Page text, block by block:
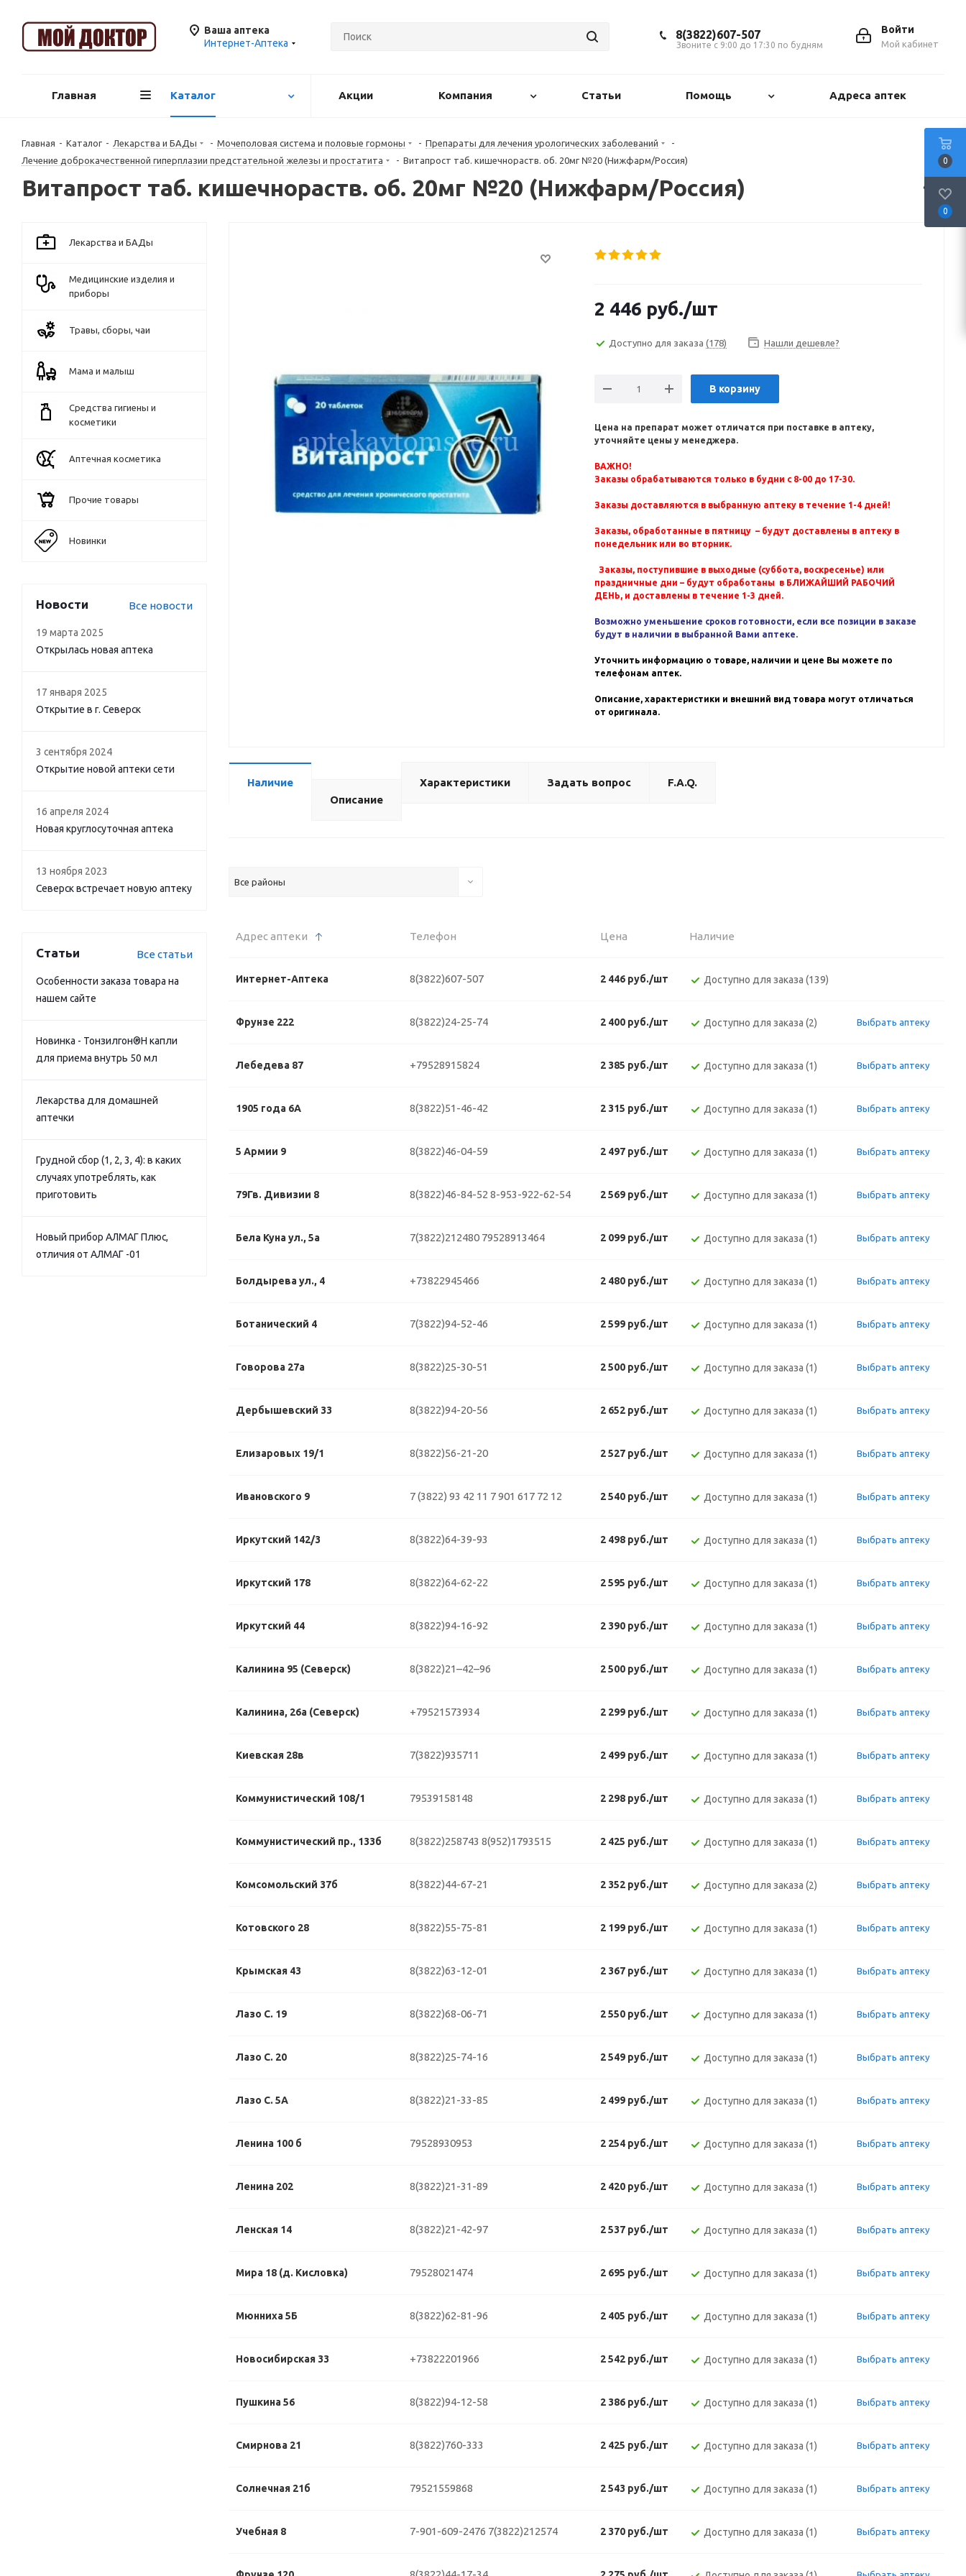
Ваша аптека
Интернет-Аптека
Войти
Мой кабинет
8(3822)607-507
Звоните с 9:00 до 17:30 по будням
Главная Каталог Акции Компания Статьи Помощь Адреса аптек
Главная - Каталог - Лекарства и БАДы - Mочеполовая система и половые гормоны - Препараты для лечения урологических заболеваний
-
Лечение доброкачественной гиперплазии предстательной железы и простатита
- Витапрост таб. кишечнораств. об. 20мг №20 (Нижфарм/Россия)
Витапрост таб. кишечнораств. об. 20мг №20 (Нижфарм/Россия)
2 446 руб./шт
Доступно для заказа (178) Нашли дешевле?
В корзину
Цена на препарат может отличатся при поставке в аптеку,
уточняйте цены у менеджера.
ВАЖНО!
Заказы обрабатываются только в будни с 8-00 до 17-30.
Заказы доставляются в выбранную аптеку в течение 1-4 дней!
Заказы, обработанные в пятницу – будут доставлены в аптеку в
понедельник или во вторник.
Заказы, поступившие в выходные (суббота, воскресенье) или
праздничные дни – будут обработаны в БЛИЖАЙШИЙ РАБОЧИЙ
ДЕНЬ, и доставлены в течение 1-3 дней.
Возможно уменьшение сроков готовности, если все позиции в заказе
будут в наличии в выбранной Вами аптеке.
Уточнить информацию о товаре, наличии и цене Вы можете по
телефонам аптек.
Описание, характеристики и внешний вид товара могут отличаться
от оригинала.
Наличие
Описание
Характеристики Задать вопрос F.A.Q.
Все районы
Адрес аптеки Телефон Цена Наличие
Интернет-Аптека 8(3822)607-507 2 446 руб./шт Доступно для заказа (139)
Фрунзе 222 8(3822)24-25-74 2 400 руб./шт Доступно для заказа (2) Выбрать аптеку
Лебедева 87 +79528915824 2 385 руб./шт Доступно для заказа (1) Выбрать аптеку
1905 года 6А 8(3822)51-46-42 2 315 руб./шт Доступно для заказа (1) Выбрать аптеку
5 Армии 9 8(3822)46-04-59 2 497 руб./шт Доступно для заказа (1) Выбрать аптеку
79Гв. Дивизии 8 8(3822)46-84-52 8-953-922-62-54 2 569 руб./шт Доступно для заказа (1) Выбрать аптеку
Бела Куна ул., 5а 7(3822)212480 79528913464 2 099 руб./шт Доступно для заказа (1) Выбрать аптеку
Болдырева ул., 4 +73822945466 2 480 руб./шт Доступно для заказа (1) Выбрать аптеку
Ботанический 4 7(3822)94-52-46 2 599 руб./шт Доступно для заказа (1) Выбрать аптеку
Говорова 27а 8(3822)25-30-51 2 500 руб./шт Доступно для заказа (1) Выбрать аптеку
Дербышевский 33 8(3822)94-20-56 2 652 руб./шт Доступно для заказа (1) Выбрать аптеку
Елизаровых 19/1 8(3822)56-21-20 2 527 руб./шт Доступно для заказа (1) Выбрать аптеку
Ивановского 9 7 (3822) 93 42 11 7 901 617 72 12 2 540 руб./шт Доступно для заказа (1) Выбрать аптеку
Иркутский 142/3 8(3822)64-39-93 2 498 руб./шт Доступно для заказа (1) Выбрать аптеку
Иркутский 178 8(3822)64-62-22 2 595 руб./шт Доступно для заказа (1) Выбрать аптеку
Иркутский 44 8(3822)94-16-92 2 390 руб./шт Доступно для заказа (1) Выбрать аптеку
Калинина 95 (Северск) 8(3822)21–42–96 2 500 руб./шт Доступно для заказа (1) Выбрать аптеку
Калинина, 26а (Северск) +79521573934 2 299 руб./шт Доступно для заказа (1) Выбрать аптеку
Киевская 28в 7(3822)935711 2 499 руб./шт Доступно для заказа (1) Выбрать аптеку
Коммунистический 108/1 79539158148 2 298 руб./шт Доступно для заказа (1) Выбрать аптеку
Коммунистический пр., 133б 8(3822)258743 8(952)1793515 2 425 руб./шт Доступно для заказа (1) Выбрать аптеку
Комсомольский 37б 8(3822)44-67-21 2 352 руб./шт Доступно для заказа (2) Выбрать аптеку
Котовского 28 8(3822)55-75-81 2 199 руб./шт Доступно для заказа (1) Выбрать аптеку
Крымская 43 8(3822)63-12-01 2 367 руб./шт Доступно для заказа (1) Выбрать аптеку
Лазо С. 19 8(3822)68-06-71 2 550 руб./шт Доступно для заказа (1) Выбрать аптеку
Лазо С. 20 8(3822)25-74-16 2 549 руб./шт Доступно для заказа (1) Выбрать аптеку
Лазо С. 5А 8(3822)21-33-85 2 499 руб./шт Доступно для заказа (1) Выбрать аптеку
Ленина 100 б 79528930953 2 254 руб./шт Доступно для заказа (1) Выбрать аптеку
Ленина 202 8(3822)21-31-89 2 420 руб./шт Доступно для заказа (1) Выбрать аптеку
Ленская 14 8(3822)21-42-97 2 537 руб./шт Доступно для заказа (1) Выбрать аптеку
Мира 18 (д. Кисловка) 79528021474 2 695 руб./шт Доступно для заказа (1) Выбрать аптеку
Мюнниха 5Б 8(3822)62-81-96 2 405 руб./шт Доступно для заказа (1) Выбрать аптеку
Новосибирская 33 +73822201966 2 542 руб./шт Доступно для заказа (1) Выбрать аптеку
Пушкина 56 8(3822)94-12-58 2 386 руб./шт Доступно для заказа (1) Выбрать аптеку
Смирнова 21 8(3822)760-333 2 425 руб./шт Доступно для заказа (1) Выбрать аптеку
Солнечная 21б 79521559868 2 543 руб./шт Доступно для заказа (1) Выбрать аптеку
Учебная 8 7-901-609-2476 7(3822)212574 2 370 руб./шт Доступно для заказа (1) Выбрать аптеку
Лекарства и БАДы
Медицинские изделия и
приборы
Травы, сборы, чаи
Мама и малыш
Средства гигиены и
косметики
Аптечная косметика
Прочие товары
Новинки
Новости Все новости
19 марта 2025
Открылась новая аптека
17 января 2025
Открытие в г. Северск
3 сентября 2024
Открытие новой аптеки сети
16 апреля 2024
Новая круглосуточная аптека
13 ноября 2023
Северск встречает новую аптеку
Статьи Все статьи
Особенности заказа товара на
нашем сайте
Новинка - Тонзилгон®Н капли
для приема внутрь 50 мл
Лекарства для домашней
аптечки
Грудной сбор (1, 2, 3, 4): в каких
случаях употреблять, как
приготовить
Новый прибор АЛМАГ Плюс,
отличия от АЛМАГ -01
0
0